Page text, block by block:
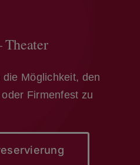
Theater
Möglichkeit, den
Firmenfest zu